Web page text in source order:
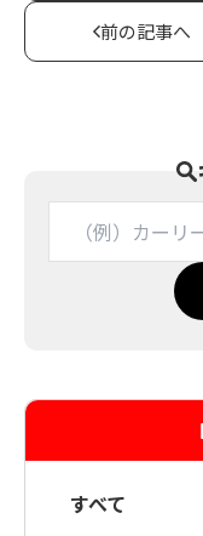
前の記事へ
すべて